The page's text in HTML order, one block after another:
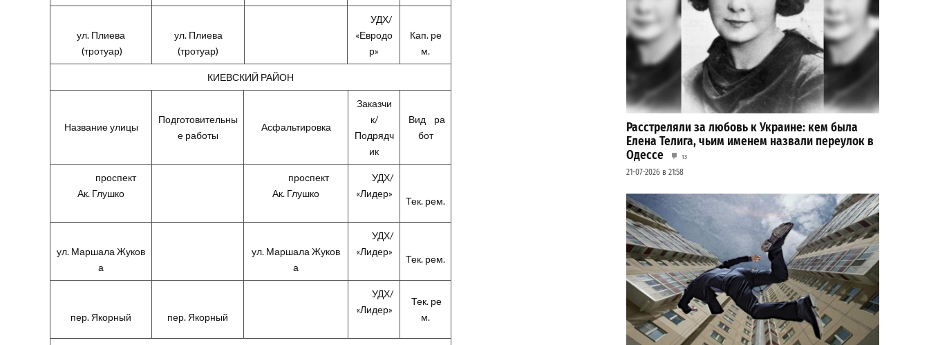
ул. Плиева
(тротуар)
ул. Плиева
(тротуар)
УДХ/
«Евродо
р»
Кап. ре
м.
КИЕВСКИЙ РАЙОН
Название улицы
Подготовительны
е работы
Асфальтировка
Заказчи
к/
Подрядч
ик
Вид ра
бот
проспект
Ак. Глушко
проспект
Ак. Глушко
УДХ/
«Лидер»
Тек. рем.
ул. Маршала Жуков
а
ул. Маршала Жуков
а
УДХ/
«Лидер»
Тек. рем.
пер. Якорный пер. Якорный
УДХ/
«Лидер»
Тек. ре
м.
Расстреляли за любовь к Украине: кем была
Елена Телига, чьим именем назвали переулок в
Одессе
13
21-07-2026 в 21:58